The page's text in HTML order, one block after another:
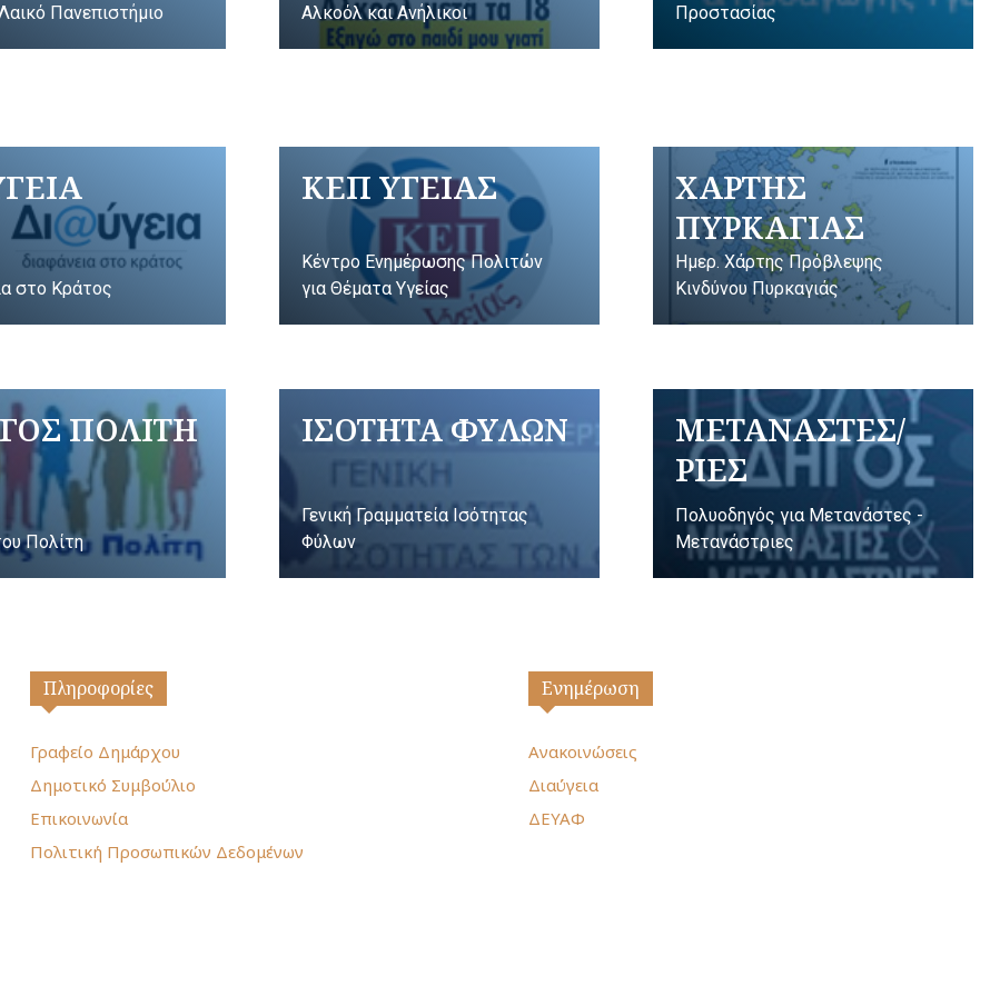
Πανεπιστήμιο Αλκοόλ και Ανήλικοι Προστασίας
στο Κράτος
ΚΕΠ ΥΓΕΙΑΣ
Κέντρο Ενημέρωσης Πολιτών
για Θέματα Υγείας
ΧΑΡΤΗΣ
ΠΥΡΚΑΓΙΑΣ
Ημερ. Χάρτης Πρόβλεψης
Κινδύνου Πυρκαγιάς
ΠΟΛΙΤΗ
Πολίτη
ΙΣΟΤΗΤΑ ΦΥΛΩΝ
Γενική Γραμματεία Ισότητας
Φύλων
ΜΕΤΑΝΑΣΤΕΣ/
ΡΙΕΣ
Πολυοδηγός για Μετανάστες -
Μετανάστριες
Πληροφορίες
Γραφείο Δημάρχου
Δημοτικό Συμβούλιο
Επικοινωνία
Πολιτική Προσωπικών Δεδομένων
Ενημέρωση
Ανακοινώσεις
Διαύγεια
ΔΕΥΑΦ